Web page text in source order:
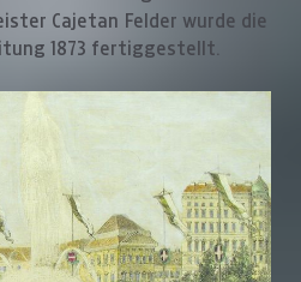
Cajetan Felder wurde die
1873 fertiggestellt.